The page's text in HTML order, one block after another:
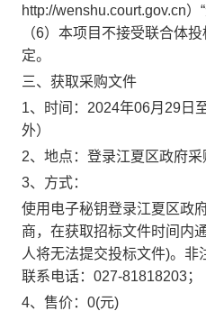
http://wenshu.court.gov.cn
（6）本项目不接受联合体
定。
三、获取采购文件
1、时间： 2024年06月29日
外）
2、地点： 登录江夏区政府
3、方式：
使用电子秘钥登录江夏区政
商，在获取招标文件时间内
人将无法提交投标文件)。
联系电话：027-81818203；
4、售价： 0(元)